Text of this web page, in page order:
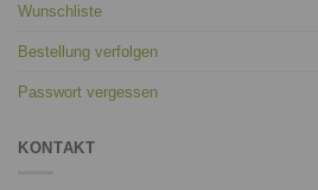
Wunschliste
Bestellung verfolgen
Passwort vergessen
KONTAKT